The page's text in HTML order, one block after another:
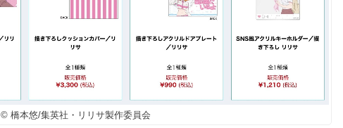
© 橋本悠/集英社・リリサ製作委員会